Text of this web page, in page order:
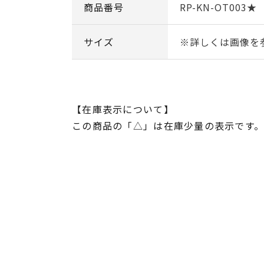
商品番号 RP-KN-OT003★
サイズ ※詳しくは画像を
【在庫表示について】
この商品の「△」は在庫少量の表示です。